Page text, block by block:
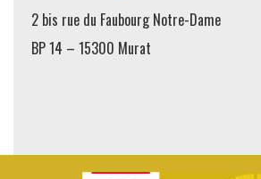
2 bis rue du Faubourg Notre-Dame
BP 14 – 15300 Murat